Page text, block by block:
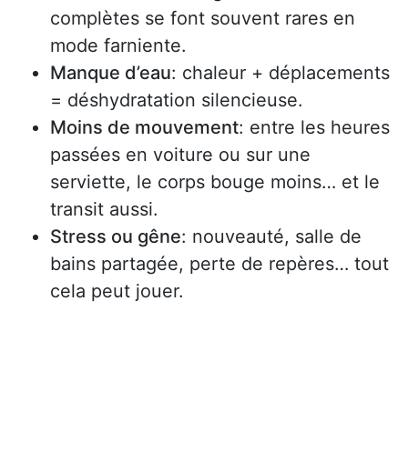
complètes se font souvent rares en
mode farniente.
Manque d’eau: chaleur + déplacements
= déshydratation silencieuse.
Moins de mouvement: entre les heures
passées en voiture ou sur une
serviette, le corps bouge moins… et le
transit aussi.
Stress ou gêne: nouveauté, salle de
bains partagée, perte de repères… tout
cela peut jouer.